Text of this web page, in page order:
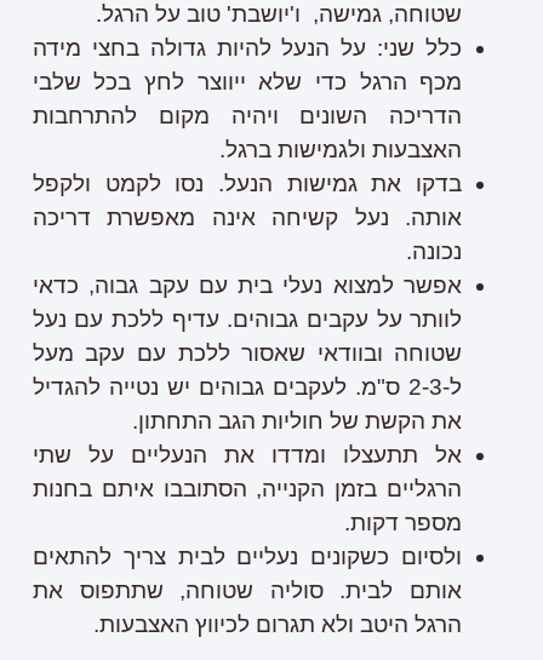
שטוחה, גמישה, ו'יושבת' טוב על הרגל.
כלל שני: על הנעל להיות גדולה בחצי מידה
מכף הרגל כדי שלא ייווצר לחץ בכל שלבי
הדריכה השונים ויהיה מקום להתרחבות
האצבעות ולגמישות ברגל.
בדקו את גמישות הנעל. נסו לקמט ולקפל
אותה. נעל קשיחה אינה מאפשרת דריכה
נכונה.
אפשר למצוא נעלי בית עם עקב גבוה, כדאי
לוותר על עקבים גבוהים. עדיף ללכת עם נעל
שטוחה ובוודאי שאסור ללכת עם עקב מעל
ל-2-3 ס"מ. לעקבים גבוהים יש נטייה להגדיל
את הקשת של חוליות הגב התחתון.
אל תתעצלו ומדדו את הנעליים על שתי
הרגליים בזמן הקנייה, הסתובבו איתם בחנות
מספר דקות.
ולסיום כשקונים נעליים לבית צריך להתאים
אותם לבית. סוליה שטוחה, שתתפוס את
הרגל היטב ולא תגרום לכיווץ האצבעות.